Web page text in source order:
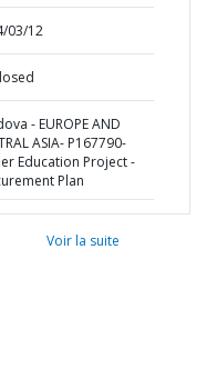
03/12
- EUROPE AND
ASIA- P167790-
Education Project -
Plan
Voir la suite